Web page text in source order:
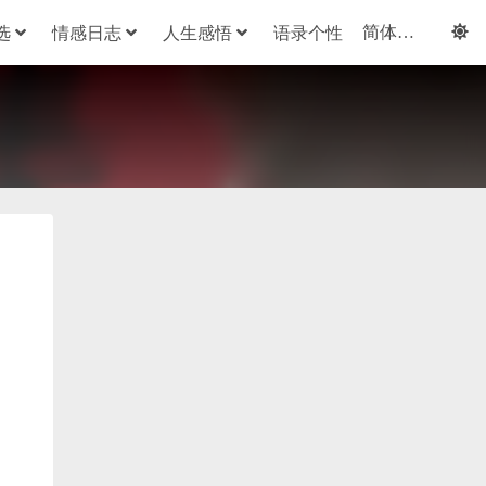
情感日志 人生感悟 语录个性